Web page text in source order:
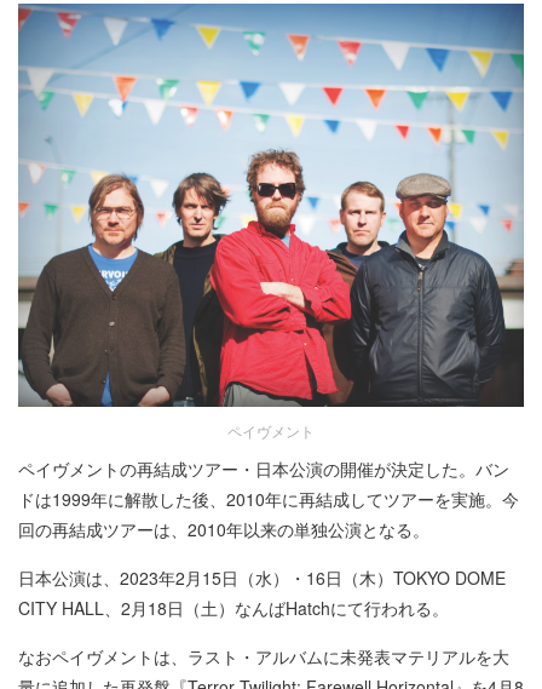
ペイヴメント
ペイヴメントの再結成ツアー・日本公演の開催が決定した。バン
ドは1999年に解散した後、2010年に再結成してツアーを実施。今
回の再結成ツアーは、2010年以来の単独公演となる。
日本公演は、2023年2月15日（水）・16日（木）TOKYO DOME
CITY HALL、2月18日（土）なんばHatchにて行われる。
なおペイヴメントは、ラスト・アルバムに未発表マテリアルを大